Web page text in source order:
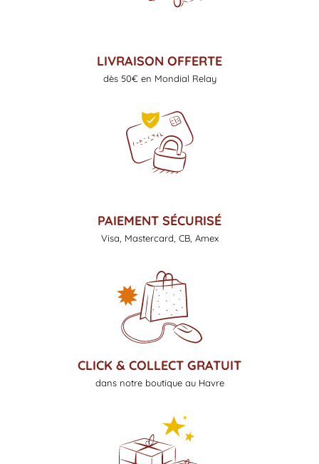
LIVRAISON OFFERTE
dès 50€ en Mondial Relay
PAIEMENT SÉCURISÉ
Visa, Mastercard, CB, Amex
CLICK & COLLECT GRATUIT
dans notre boutique au Havre